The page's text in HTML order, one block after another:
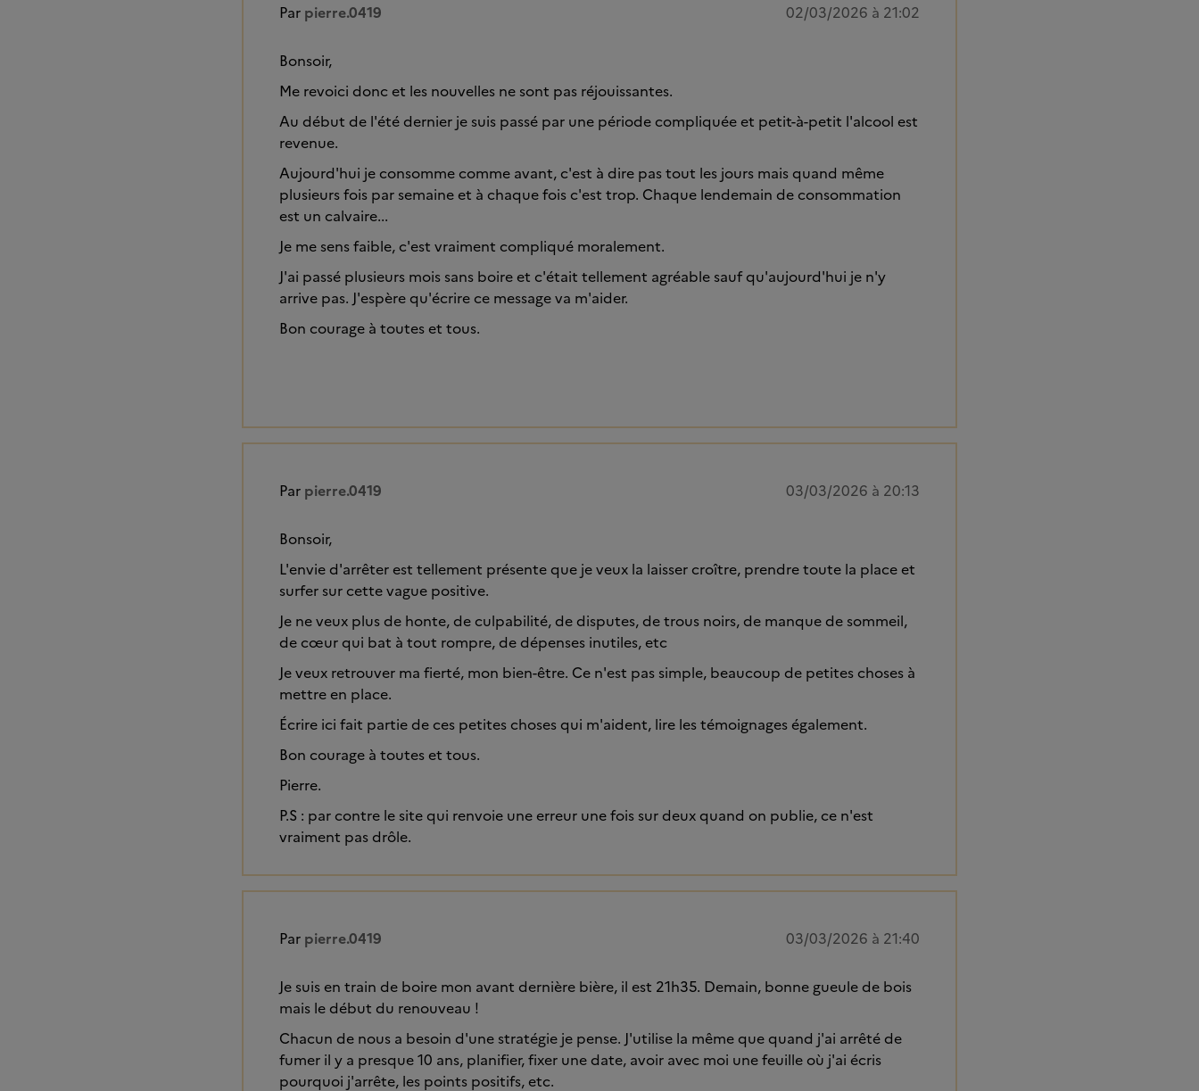
Par pierre.0419 02/03/2026 à 21:02
Bonsoir,
Me revoici donc et les nouvelles ne sont pas réjouissantes.
Au début de l'été dernier je suis passé par une période compliquée et petit-à-petit l'alcool est
revenue.
Aujourd'hui je consomme comme avant, c'est à dire pas tout les jours mais quand même
plusieurs fois par semaine et à chaque fois c'est trop. Chaque lendemain de consommation
est un calvaire...
Je me sens faible, c'est vraiment compliqué moralement.
J'ai passé plusieurs mois sans boire et c'était tellement agréable sauf qu'aujourd'hui je n'y
arrive pas. J'espère qu'écrire ce message va m'aider.
Bon courage à toutes et tous.
Par pierre.0419 03/03/2026 à 20:13
Bonsoir,
L'envie d'arrêter est tellement présente que je veux la laisser croître, prendre toute la place et
surfer sur cette vague positive.
Je ne veux plus de honte, de culpabilité, de disputes, de trous noirs, de manque de sommeil,
de cœur qui bat à tout rompre, de dépenses inutiles, etc
Je veux retrouver ma fierté, mon bien-être. Ce n'est pas simple, beaucoup de petites choses à
mettre en place.
Écrire ici fait partie de ces petites choses qui m'aident, lire les témoignages également.
Bon courage à toutes et tous.
Pierre.
P.S : par contre le site qui renvoie une erreur une fois sur deux quand on publie, ce n'est
vraiment pas drôle.
Par pierre.0419 03/03/2026 à 21:40
Je suis en train de boire mon avant dernière bière, il est 21h35. Demain, bonne gueule de bois
mais le début du renouveau !
Chacun de nous a besoin d'une stratégie je pense. J'utilise la même que quand j'ai arrêté de
fumer il y a presque 10 ans, planifier, fixer une date, avoir avec moi une feuille où j'ai écris
pourquoi j'arrête, les points positifs, etc.